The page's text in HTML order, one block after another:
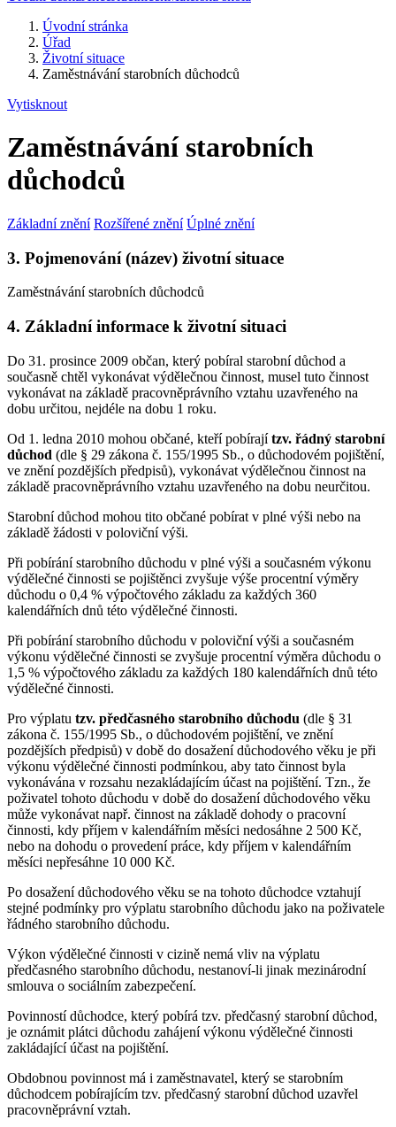
Úvodní stránka
Úřad
Životní situace
Zaměstnávání starobních důchodců
Vytisknout
Zaměstnávání starobních
důchodců
Základní znění Rozšířené znění Úplné znění
3. Pojmenování (název) životní situace
Zaměstnávání starobních důchodců
4. Základní informace k životní situaci
Do 31. prosince 2009 občan, který pobíral starobní důchod a
současně chtěl vykonávat výdělečnou činnost, musel tuto činnost
vykonávat na základě pracovněprávního vztahu uzavřeného na
dobu určitou, nejdéle na dobu 1 roku.
Od 1. ledna 2010 mohou občané, kteří pobírajítzv. řádný starobní
důchod (dle § 29 zákona č. 155/1995 Sb., o důchodovém pojištění,
ve znění pozdějších předpisů), vykonávat výdělečnou činnost na
základě pracovněprávního vztahu uzavřeného na dobu neurčitou.
Starobní důchod mohou tito občané pobírat v plné výši nebo na
základě žádosti v poloviční výši.
Při pobírání starobního důchodu v plné výši a současném výkonu
výdělečné činnosti se pojištěnci zvyšuje výše procentní výměry
důchodu o 0,4 % výpočtového základu za každých 360
kalendářních dnů této výdělečné činnosti.
Při pobírání starobního důchodu v poloviční výši a současném
výkonu výdělečné činnosti se zvyšuje procentní výměra důchodu o
1,5 % výpočtového základu za každých 180 kalendářních dnů této
výdělečné činnosti.
Pro výplatu tzv. předčasného starobního důchodu (dle § 31
zákona č. 155/1995 Sb., o důchodovém pojištění, ve znění
pozdějších předpisů) v době do dosažení důchodového věku je při
výkonu výdělečné činnosti podmínkou, aby tato činnost byla
vykonávána v rozsahu nezakládajícím účast na pojištění. Tzn., že
poživatel tohoto důchodu v době do dosažení důchodového věku
může vykonávat např. činnost na základě dohody o pracovní
činnosti, kdy příjem v kalendářním měsíci nedosáhne 2 500 Kč,
nebo na dohodu o provedení práce, kdy příjem v kalendářním
měsíci nepřesáhne 10 000 Kč.
Po dosažení důchodového věku se na tohoto důchodce vztahují
stejné podmínky pro výplatu starobního důchodu jako na poživatele
řádného starobního důchodu.
Výkon výdělečné činnosti v cizině nemá vliv na výplatu
předčasného starobního důchodu, nestanoví-li jinak mezinárodní
smlouva o sociálním zabezpečení.
Povinností důchodce, který pobírá tzv. předčasný starobní důchod,
je oznámit plátci důchodu zahájení výkonu výdělečné činnosti
zakládající účast na pojištění.
Obdobnou povinnost má i zaměstnavatel, který se starobním
důchodcem pobírajícím tzv. předčasný starobní důchod uzavřel
pracovněprávní vztah.